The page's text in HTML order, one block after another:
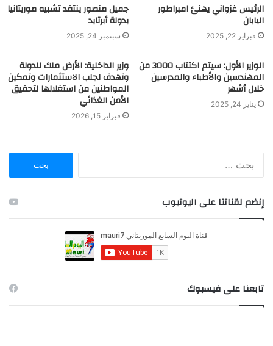
الرئيس غزواني يهنئ امبراطور
اليابان
فبراير 22, 2025
جميل منصور ينتقد تشبيه موريتانيا
بدولة أبرتايد
سبتمبر 24, 2025
الوزير الأول: سيتم اكتتاب 3000 من
المهندسين والأطباء والمدرسين
خلال أشهر
يناير 24, 2025
وزير الداخلية: الأرض ملك للدولة
وتهدف لجلب الاستثمارات وتمكين
المواطنين من استغلالها لتحقيق
الأمن الغذائي
فبراير 15, 2026
ن
:
إنضم لقناتنا على اليوتيوب
تابعنا على فيسبوك